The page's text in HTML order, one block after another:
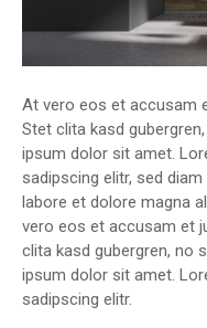
At vero eos et accusam
Stet clita kasd
ipsum dolor sit amet.
sadipscing elitr, sed
labore et dolore magna
vero eos et accusam et
clita kasd gubergren, no
ipsum dolor sit amet.
sadipscing elitr.